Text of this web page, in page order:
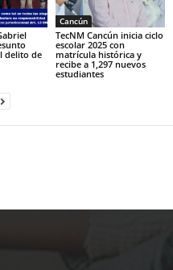
delito de
Cancún
TecNM Cancún inicia ciclo
escolar 2025 con
matrícula histórica y
recibe a 1,297 nuevos
estudiantes